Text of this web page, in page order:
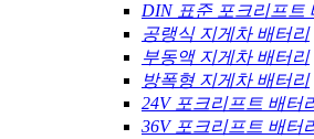
DIN 표준 포크리프트
공랭식 지게차 배터리
부동액 지게차 배터리
방폭형 지게차 배터리
24V 포크리프트 배터
36V 포크리프트 배터